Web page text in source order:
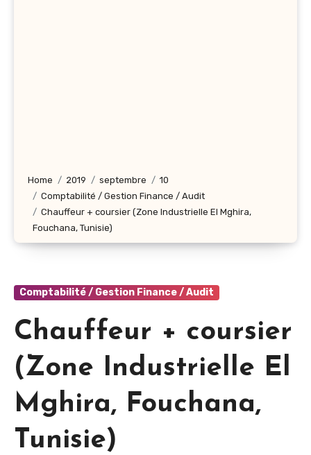
Home 2019 septembre
10
Comptabilité / Gestion Finance / Audit
Chauffeur + coursier (Zone Industrielle El Mghira,
Fouchana, Tunisie)
Comptabilité / Gestion Finance / Audit
Chauffeur + coursier
(Zone Industrielle El
Mghira, Fouchana,
Tunisie)